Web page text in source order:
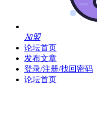
加盟
论坛首页
发布文章
登录/注册/找回密码
论坛首页